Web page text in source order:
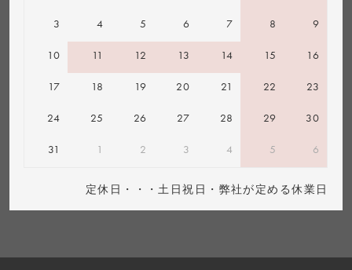
3 4 5 6 7 8 9
10 11 12 13 14 15 16
17 18 19 20 21 22 23
24 25 26 27 28 29 30
31 1 2 3 4 5 6
定休日・・・土日祝日・弊社が定める休業日